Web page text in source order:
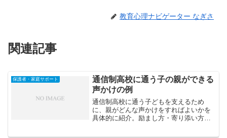
教育心理ナビゲーター なぎさ
関連記事
保護者・家庭サポート
通信制高校に通う子の親ができる
声かけの例
通信制高校に通う子どもを支えるため
に、親がどんな声かけをすればよいかを
具体的に紹介。励まし方・寄り添い方・